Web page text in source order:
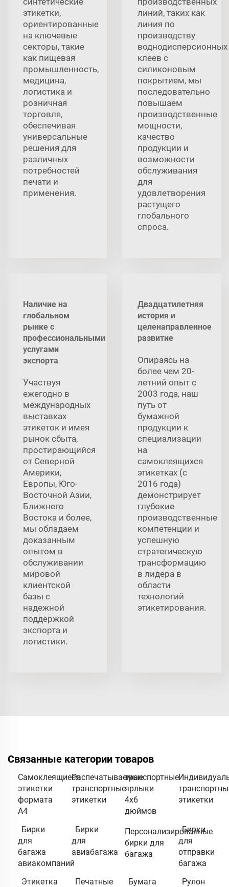
этикетки,
ориентированные
на ключевые
секторы, такие
как пищевая
промышленность,
медицина,
логистика и
розничная
торговля,
обеспечивая
универсальные
решения для
различных
потребностей
печати и
применения.
линий, таких как
линия по
производству
воднодисперсионных
клеев с
силиконовым
покрытием, мы
последовательно
повышаем
производственные
мощности,
качество
продукции и
возможности
обслуживания
для
удовлетворения
растущего
глобального
спроса.
Наличие на
глобальном
рынке с
профессиональными
услугами
экспорта
Участвуя
ежегодно в
международных
выставках
этикеток и имея
рынок сбыта,
простирающийся
от Северной
Америки,
Европы, Юго-
Восточной Азии,
Ближнего
Востока и более,
мы обладаем
доказанным
опытом в
обслуживании
мировой
клиентской
базы с
надежной
поддержкой
экспорта и
логистики.
Двадцатилетняя
история и
целенаправленное
развитие
Опираясь на
более чем 20-
летний опыт с
2003 года, наш
путь от
бумажной
продукции к
специализации
на
самоклеящихся
этикетках (с
2016 года)
демонстрирует
глубокие
производственные
компетенции и
успешную
стратегическую
трансформацию
в лидера в
области
технологий
этикетирования.
Связанные категории товаров
Самоклеящиеся
этикетки
формата
А4
Распечатываемые
транспортные
этикетки
транспортные
ярлыки
4x6
дюймов
этикетки
Бирки
для
багажа
авиакомпаний
Бирки
для
авиабагажа
Персонализированные
бирки для
багажа
Бирки
для
отправки
багажа
Этикетка
Печатные
Бумага
Рулон